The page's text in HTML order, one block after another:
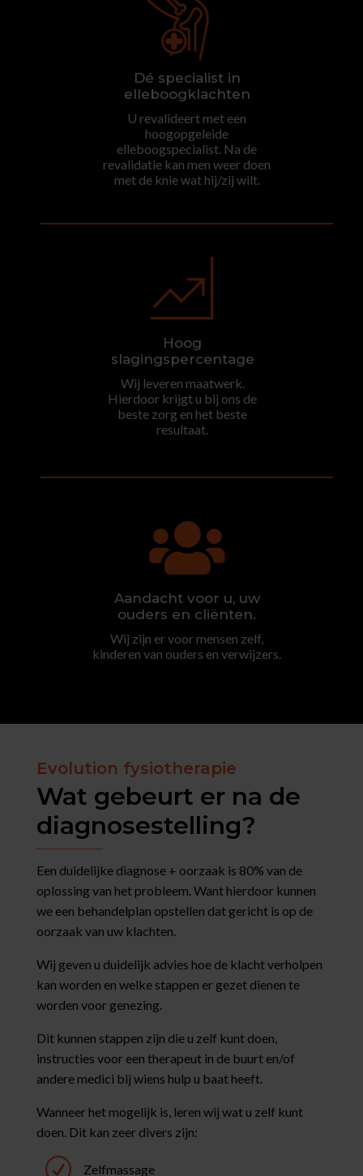
Dé specialist in
elleboogklachten
U revalideert met een
hoogopgeleide
elleboogspecialist. Na de
revalidatie kan men weer doen
met de knie wat hij/zij wilt.
Hoog
slagingspercentage
Wij leveren maatwerk.
Hierdoor krijgt u bij ons de
beste zorg en het beste
resultaat.

Aandacht voor u, uw
ouders en cliënten.
Wij zijn er voor mensen zelf,
kinderen van ouders en verwijzers.
Evolution fysiotherapie
Wat gebeurt er na de
diagnosestelling?
Een duidelijke diagnose + oorzaak is 80% van de
oplossing van het probleem. Want hierdoor kunnen
we een behandelplan opstellen dat gericht is op de
oorzaak van uw klachten.
Wij geven u duidelijk advies hoe de klacht verholpen
kan worden en welke stappen er gezet dienen te
worden voor genezing.
Dit kunnen stappen zijn die u zelf kunt doen,
instructies voor een therapeut in de buurt en/of
andere medici bij wiens hulp u baat heeft.
Wanneer het mogelijk is, leren wij wat u zelf kunt
doen. Dit kan zeer divers zijn:
R Zelfmassage